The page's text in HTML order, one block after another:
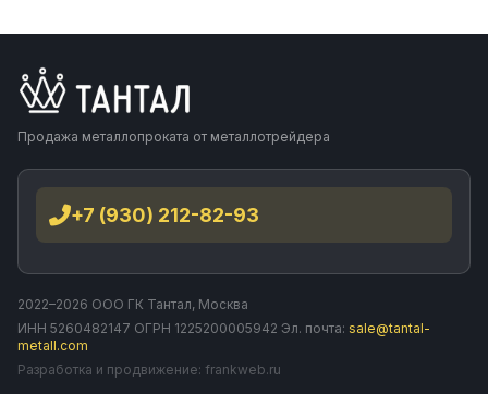
Продажа металлопроката от металлотрейдера
+7 (930) 212-82-93
2022–2026 ООО ГК Тантал, Москва
ИНН 5260482147 ОГРН 1225200005942 Эл. почта: sale@tantal-
metall.com
Разработка и продвижение: frankweb.ru